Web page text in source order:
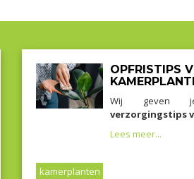
kamerplanten
OPFRISTIPS
Wij geven
verzorgingstips
Lees meer...